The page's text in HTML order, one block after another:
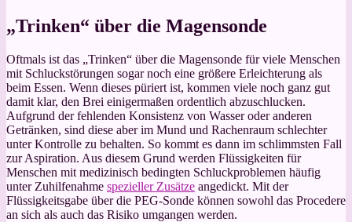
„Trinken“ über die Magensonde
Oftmals ist das „Trinken“ über die Magensonde für viele Menschen
mit Schluckstörungen sogar noch eine größere Erleichterung als
beim Essen. Wenn dieses püriert ist, kommen viele noch ganz gut
damit klar, den Brei einigermaßen ordentlich abzuschlucken.
Aufgrund der fehlenden Konsistenz von Wasser oder anderen
Getränken, sind diese aber im Mund und Rachenraum schlechter
unter Kontrolle zu behalten. So kommt es dann im schlimmsten Fall
zur Aspiration. Aus diesem Grund werden Flüssigkeiten für
Menschen mit medizinisch bedingten Schluckproblemen häufig
unter Zuhilfenahme spezieller Zusätze angedickt. Mit der
Flüssigkeitsgabe über die PEG-Sonde können sowohl das Procedere
an sich als auch das Risiko umgangen werden.